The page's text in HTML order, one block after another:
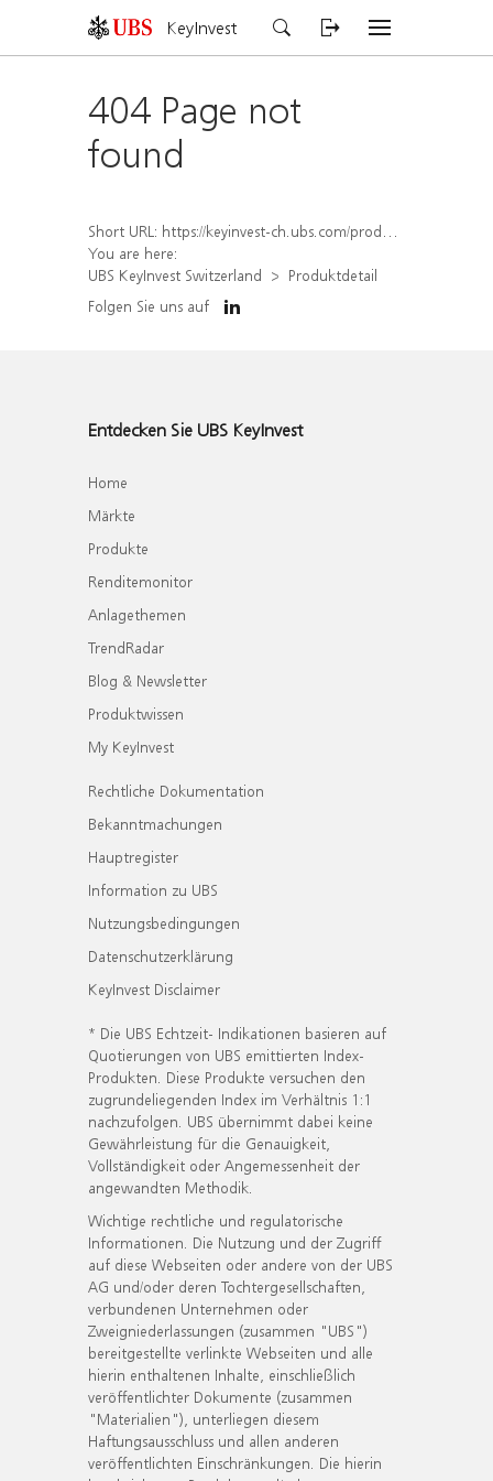
KeyInvest
404 Page not
found
Short URL: https://keyinvest-ch.ubs.com/produkt/detail/index/isin/CH1564516776
You are here:
UBS KeyInvest Switzerland
Produktdetail
Folgen Sie uns auf
Entdecken Sie UBS KeyInvest
Home
Märkte
Produkte
Renditemonitor
Anlagethemen
TrendRadar
Blog & Newsletter
Produktwissen
My KeyInvest
Rechtliche Dokumentation
Bekanntmachungen
Hauptregister
Information zu UBS
Nutzungsbedingungen
Datenschutzerklärung
KeyInvest Disclaimer
* Die UBS Echtzeit- Indikationen basieren auf
Quotierungen von UBS emittierten Index-
Produkten. Diese Produkte versuchen den
zugrundeliegenden Index im Verhältnis 1:1
nachzufolgen. UBS übernimmt dabei keine
Gewährleistung für die Genauigkeit,
Vollständigkeit oder Angemessenheit der
angewandten Methodik.
Wichtige rechtliche und regulatorische
Informationen. Die Nutzung und der Zugriff
auf diese Webseiten oder andere von der UBS
AG und/oder deren Tochtergesellschaften,
verbundenen Unternehmen oder
Zweigniederlassungen (zusammen "UBS")
bereitgestellte verlinkte Webseiten und alle
hierin enthaltenen Inhalte, einschließlich
veröffentlichter Dokumente (zusammen
"Materialien"), unterliegen diesem
Haftungsausschluss und allen anderen
veröffentlichten Einschränkungen. Die hierin